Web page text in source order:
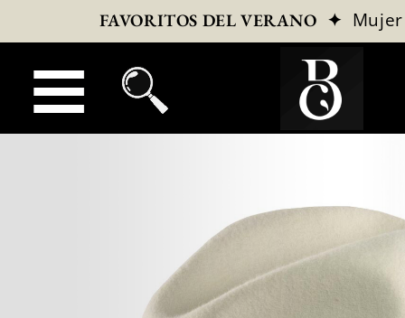
FAVORITOS DEL VERANO ✦ Mujer